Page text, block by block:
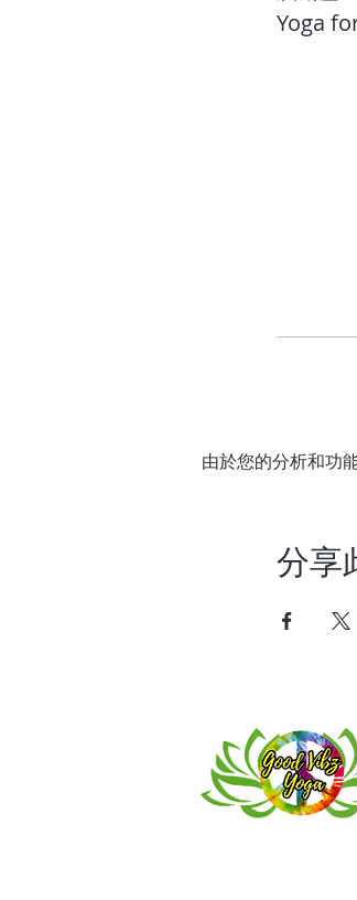
Yoga
由於您的分析和功
分享